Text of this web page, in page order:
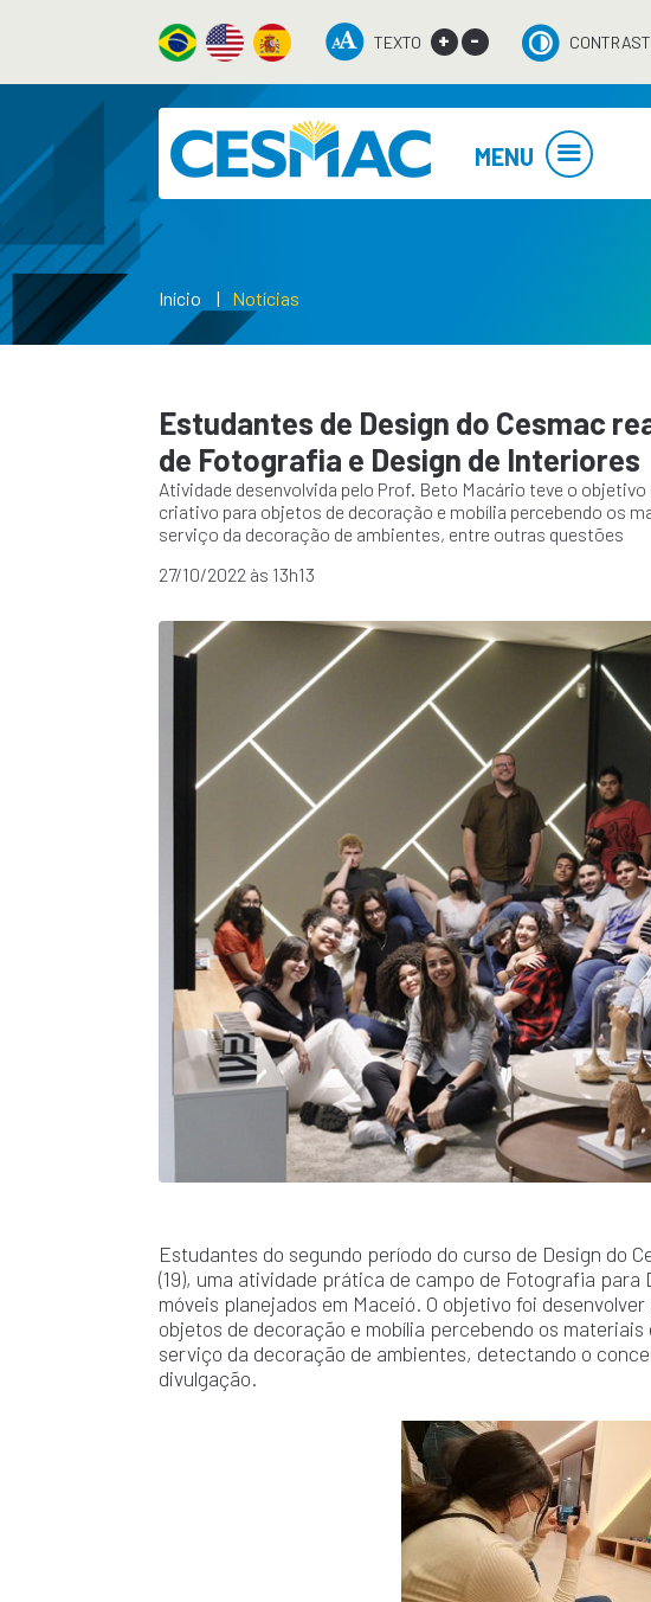
TEXTO + -
MENU
Início Notícias
Estudantes de Design do Cesmac
de Fotografia e Design de Interiores
Atividade desenvolvida pelo Prof. Beto Macário teve o
criativo para objetos de decoração e mobília percebendo os
serviço da decoração de ambientes, entre outras questões
27/10/2022 às 13h13
Estudantes do segundo período do curso de Design do
(19), uma atividade prática de campo de Fotografia para
móveis planejados em Maceió. O objetivo foi
objetos de decoração e mobília percebendo os
serviço da decoração de ambientes, detectando o
divulgação.